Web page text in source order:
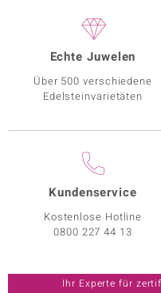
Echte Juwelen
Über 500 verschiedene
Edelsteinvarietäten
Kundenservice
Kostenlose Hotline
0800 227 44 13
Ihr Experte für